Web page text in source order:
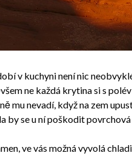
v kuchyni není nic
ne každá krytina si s
mu nevadí, když na zem
by se u ní poškodit
ve vás možná vyvolá